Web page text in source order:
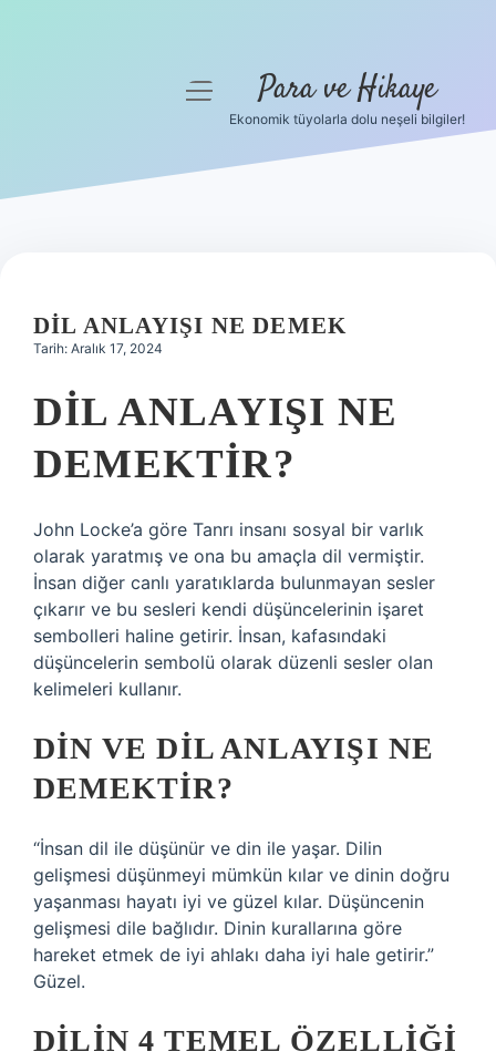
Hakkımızda
menüyü
Para ve Hikaye
Ekonomik tüyolarla dolu neşeli bilgiler!
DIL ANLAYIŞI NE DEMEK
Tarih: Aralık 17, 2024
DIL ANLAYIŞI NE
DEMEKTIR?
John Locke’a göre Tanrı insanı sosyal bir varlık
olarak yaratmış ve ona bu amaçla dil vermiştir.
İnsan diğer canlı yaratıklarda bulunmayan sesler
çıkarır ve bu sesleri kendi düşüncelerinin işaret
sembolleri haline getirir. İnsan, kafasındaki
düşüncelerin sembolü olarak düzenli sesler olan
kelimeleri kullanır.
DIN VE DIL ANLAYIŞI NE
DEMEKTIR?
“İnsan dil ile düşünür ve din ile yaşar. Dilin
gelişmesi düşünmeyi mümkün kılar ve dinin doğru
yaşanması hayatı iyi ve güzel kılar. Düşüncenin
gelişmesi dile bağlıdır. Dinin kurallarına göre
hareket etmek de iyi ahlakı daha iyi hale getirir.”
Güzel.
DILIN 4 TEMEL ÖZELLIĞI